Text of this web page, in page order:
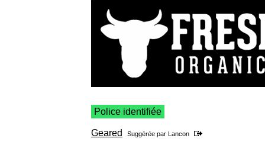
Police identifiée
Geared Suggérée par Lancon